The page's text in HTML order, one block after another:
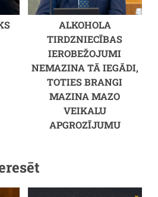
ALKOHOLA
TIRDZNIECĪBAS
IEROBEŽOJUMI
NEMAZINA TĀ IEGĀDI,
TOTIES BRANGI
MAZINA MAZO
VEIKALU
APGROZĪJUMU